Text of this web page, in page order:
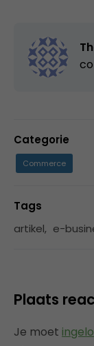
Categorie
Commerce
Tags
artikel, e-
Plaats
Je moet